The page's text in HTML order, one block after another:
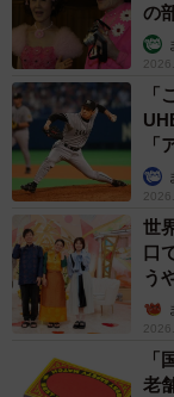
の
「
「
か
世
口
う
ん
「
老